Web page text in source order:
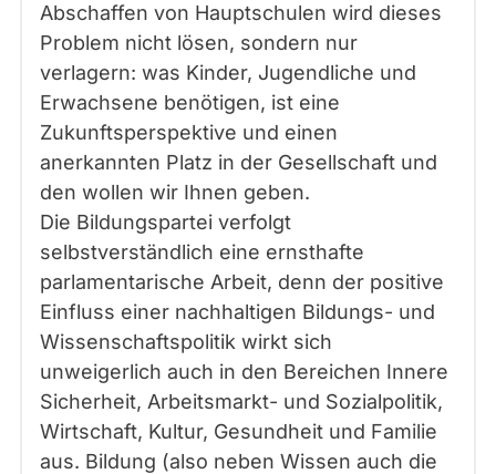
Abschaffen von Hauptschulen wird dieses
Problem nicht lösen, sondern nur
verlagern: was Kinder, Jugendliche und
Erwachsene benötigen, ist eine
Zukunftsperspektive und einen
anerkannten Platz in der Gesellschaft und
den wollen wir Ihnen geben.
Die Bildungspartei verfolgt
selbstverständlich eine ernsthafte
parlamentarische Arbeit, denn der positive
Einfluss einer nachhaltigen Bildungs- und
Wissenschaftspolitik wirkt sich
unweigerlich auch in den Bereichen Innere
Sicherheit, Arbeitsmarkt- und Sozialpolitik,
Wirtschaft, Kultur, Gesundheit und Familie
aus. Bildung (also neben Wissen auch die